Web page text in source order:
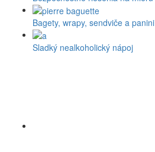
Bagety, wrapy, sendviče a panini
Sladký nealkoholický nápoj